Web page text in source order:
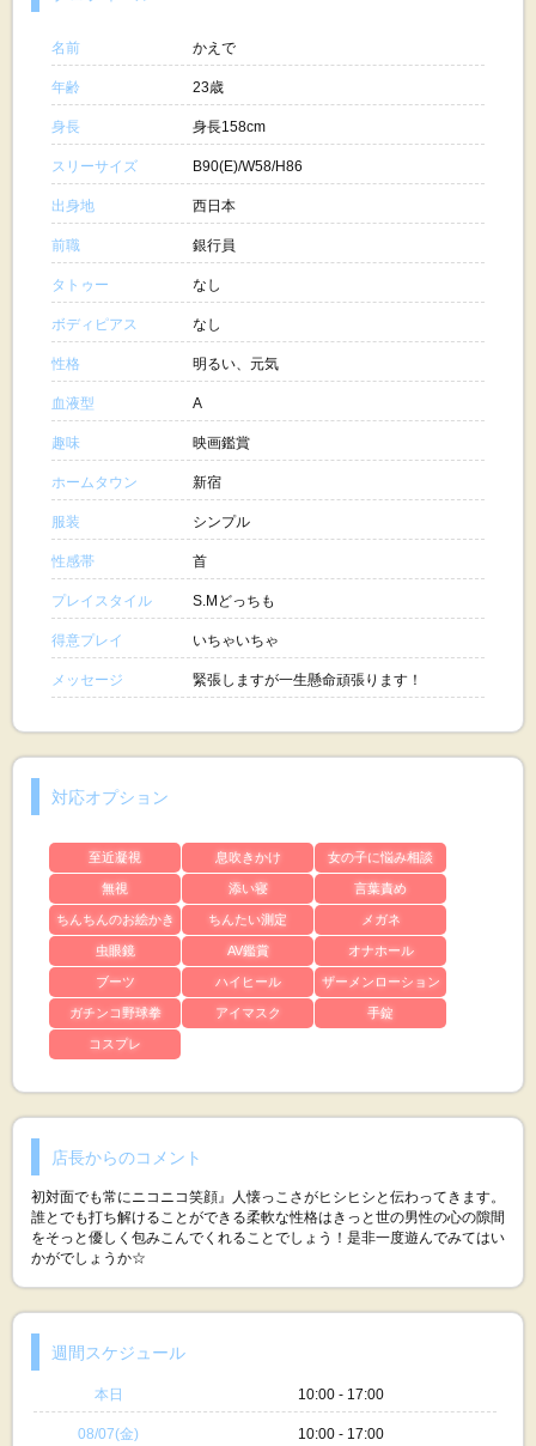
名前 かえで
年齢 23歳
身長 身長158cm
スリーサイズ B90(E)/W58/H86
出身地 西日本
前職 銀行員
タトゥー なし
ボディピアス なし
性格 明るい、元気
血液型 A
趣味 映画鑑賞
ホームタウン 新宿
服装 シンプル
性感帯 首
プレイスタイル S.Mどっちも
得意プレイ いちゃいちゃ
メッセージ 緊張しますが一生懸命頑張ります！
対応オプション
至近凝視 息吹きかけ 女の子に悩み相談
無視 添い寝 言葉責め
ちんちんのお絵かき ちんたい測定 メガネ
虫眼鏡 AV鑑賞 オナホール
ブーツ ハイヒール ザーメンローション
ガチンコ野球拳 アイマスク 手錠
コスプレ
店長からのコメント
初対面でも常にニコニコ笑顔』人懐っこさがヒシヒシと伝わってきます。
誰とでも打ち解けることができる柔軟な性格はきっと世の男性の心の隙間
をそっと優しく包みこんでくれることでしょう！是非一度遊んでみてはい
かがでしょうか☆
週間スケジュール
本日 10:00 - 17:00
08/07(金) 10:00 - 17:00